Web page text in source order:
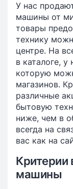
У нас
машины от
товары
технику
центре. На
в каталоге, у
которую
магазинов.
различные
бытовую
ниже, чем в
всегда на
вас как на
Критерии
машины